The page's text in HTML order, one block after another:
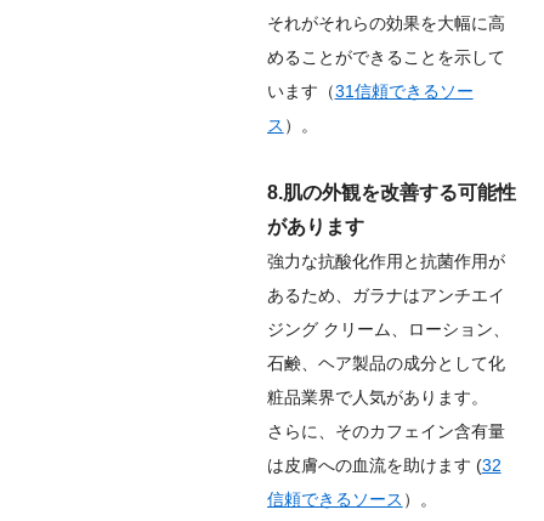
それがそれらの効果を大幅に高
めることができることを示して
います（31信頼できるソー
ス ）。
8.肌の外観を改善する可能性
があります
強力な抗酸化作用と抗菌作用が
あるため、ガラナはアンチエイ
ジング クリーム、ローション、
石鹸、ヘア製品の成分として化
粧品業界で人気があります。
さらに、そのカフェイン含有量
は皮膚への血流を助けます (32
信頼できるソース ）。